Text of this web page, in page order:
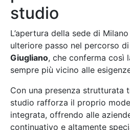
studio
L’apertura della sede di
ulteriore passo nel percorso
Giugliano, che conferma così
sempre più vicino alle
Con una presenza strutturata
studio rafforza il proprio
integrata, offrendo alle
continuativo e altamente